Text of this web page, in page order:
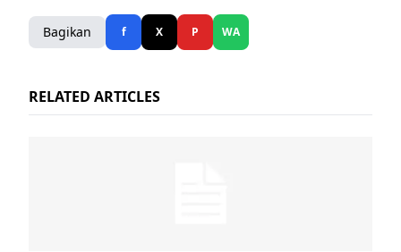
Bagikan f X P WA
RELATED ARTICLES